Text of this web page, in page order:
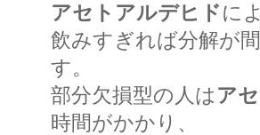
アセトアルデヒドに
飲みすぎれば分解が
す。
部分欠損型の人はア
時間がかかり、